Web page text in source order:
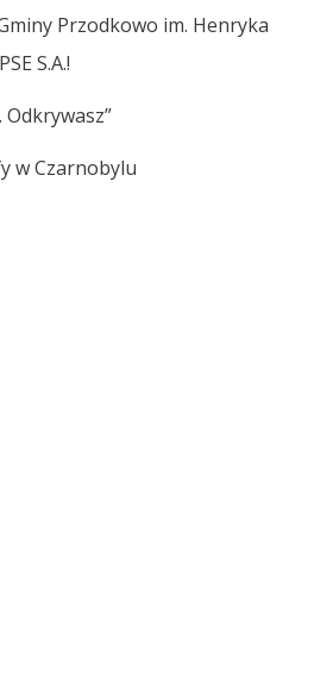
Przodkowo im. Henryka
S.A.!
w Czarnobylu